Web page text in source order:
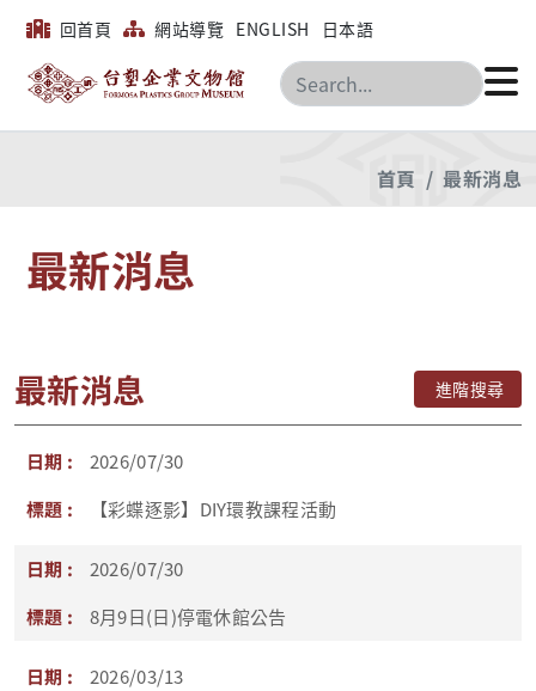
回首頁 網站導覽 ENGLISH 日本語
搜尋
首頁 最新消息
最新消息
最新消息 進階搜尋
2026/07/30
【彩蝶逐影】DIY環教課程活動
2026/07/30
8月9日(日)停電休館公告
2026/03/13